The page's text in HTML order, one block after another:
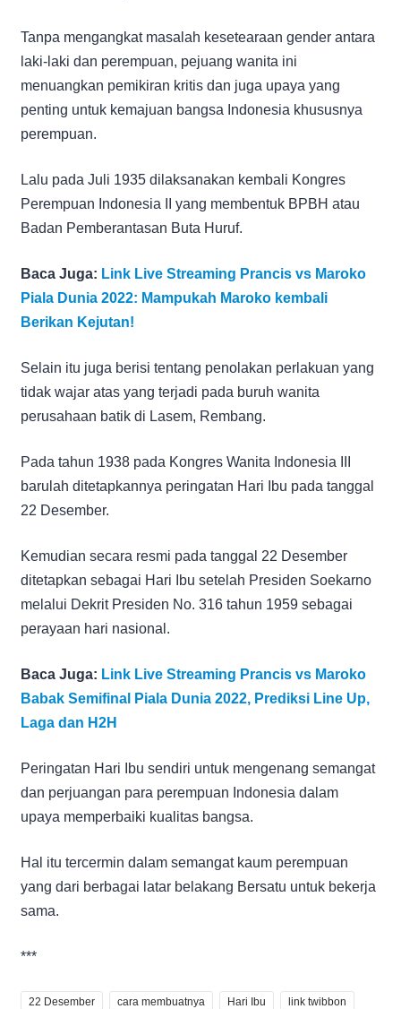
Tanpa mengangkat masalah kesetearaan gender antara
laki-laki dan perempuan, pejuang wanita ini
menuangkan pemikiran kritis dan juga upaya yang
penting untuk kemajuan bangsa Indonesia khususnya
perempuan.
Lalu pada Juli 1935 dilaksanakan kembali Kongres
Perempuan Indonesia II yang membentuk BPBH atau
Badan Pemberantasan Buta Huruf.
Baca Juga: Link Live Streaming Prancis vs Maroko
Piala Dunia 2022: Mampukah Maroko kembali
Berikan Kejutan!
Selain itu juga berisi tentang penolakan perlakuan yang
tidak wajar atas yang terjadi pada buruh wanita
perusahaan batik di Lasem, Rembang.
Pada tahun 1938 pada Kongres Wanita Indonesia III
barulah ditetapkannya peringatan Hari Ibu pada tanggal
22 Desember.
Kemudian secara resmi pada tanggal 22 Desember
ditetapkan sebagai Hari Ibu setelah Presiden Soekarno
melalui Dekrit Presiden No. 316 tahun 1959 sebagai
perayaan hari nasional.
Baca Juga: Link Live Streaming Prancis vs Maroko
Babak Semifinal Piala Dunia 2022, Prediksi Line Up,
Laga dan H2H
Peringatan Hari Ibu sendiri untuk mengenang semangat
dan perjuangan para perempuan Indonesia dalam
upaya memperbaiki kualitas bangsa.
Hal itu tercermin dalam semangat kaum perempuan
yang dari berbagai latar belakang Bersatu untuk bekerja
sama.
***
22 Desember cara membuatnya Hari Ibu link twibbon